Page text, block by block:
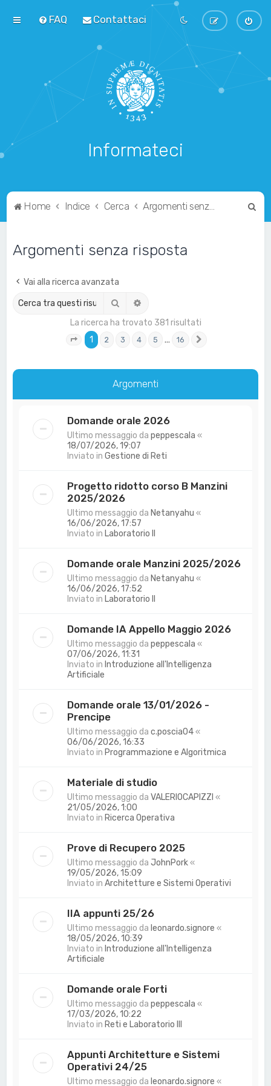
FAQ Contattaci
Informateci
Home Indice Cerca Argomenti senza risposta
Argomenti senza risposta
Vai alla ricerca avanzata
Cerca
La ricerca ha trovato 381 risultati
Pagina1 16
1 2 3 4 5 … 16
Argomenti
Domande orale 2026
Ultimo messaggio dapeppescala «
18/07/2026, 19:07
Inviato inGestione di Reti
Progetto ridotto corso B Manzini
2025/2026
Ultimo messaggio da Netanyahu «
16/06/2026, 17:57
Inviato in Laboratorio II
Domande orale Manzini 2025/2026
Ultimo messaggio da Netanyahu «
16/06/2026, 17:52
Inviato in Laboratorio II
Domande IA Appello Maggio 2026
Ultimo messaggio dapeppescala «
07/06/2026, 11:31
Inviato in Introduzione all'Intelligenza
Artificiale
Domande orale 13/01/2026 -
Prencipe
Ultimo messaggio dac.poscia04«
06/06/2026, 16:33
Inviato in Programmazione e Algoritmica
Materiale di studio
Ultimo messaggio daVALERIOCAPIZZI «
21/05/2026, 1:00
Inviato in Ricerca Operativa
Prove di Recupero 2025
Ultimo messaggio da JohnPork«
19/05/2026, 15:09
Inviato inArchitetture e Sistemi Operativi
IIA appunti 25/26
Ultimo messaggio da leonardo.signore «
18/05/2026, 10:39
Inviato in Introduzione all'Intelligenza
Artificiale
Domande orale Forti
Ultimo messaggio dapeppescala «
17/03/2026, 10:22
Inviato in Reti e Laboratorio III
Appunti Architetture e Sistemi
Operativi 24/25
Ultimo messaggio da leonardo.signore «